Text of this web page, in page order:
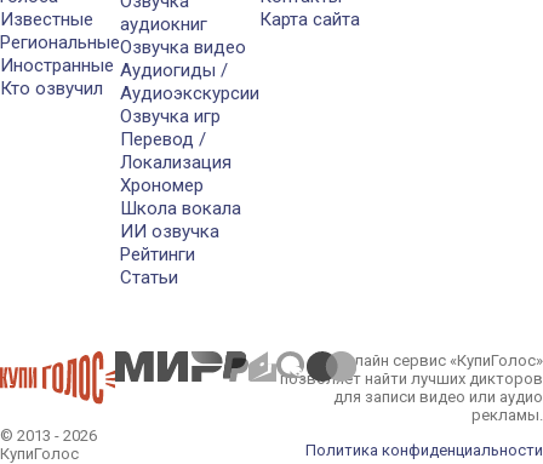
Известные
Региональные
Иностранные
Кто озвучил
аудиокниг
Озвучка видео
Аудиогиды /
Аудиоэкскурсии
Озвучка игр
Перевод /
Локализация
Хрономер
Школа вокала
ИИ озвучка
Рейтинги
Статьи
Карта сайта
© 2013 - 2026
КупиГолос
Онлайн сервис «КупиГолос»
позволяет найти лучших дикторов
для записи видео или аудио
рекламы.
Политика конфиденциальности